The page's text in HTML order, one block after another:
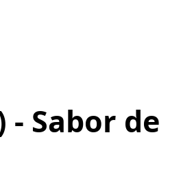
Sabor de